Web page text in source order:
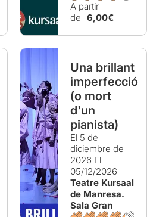
A partir
de 6,00€
Una brillant
imperfecció
(o mort
d'un
pianista)
El 5 de
diciembre de
2026 El
05/12/2026
Teatre Kursaal
de Manresa.
Sala Gran